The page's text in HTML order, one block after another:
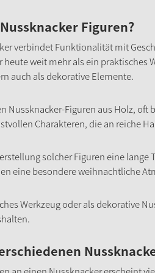
Figuren?
verbindet Funktionalität mit
heute weit mehr als ein praktisches
auch als dekorative Elemente.
Nussknacker-Figuren aus Holz,
Charakteren, die an reiche
solcher Figuren eine
eine besondere weihnachtliche
Werkzeug oder als dekorative